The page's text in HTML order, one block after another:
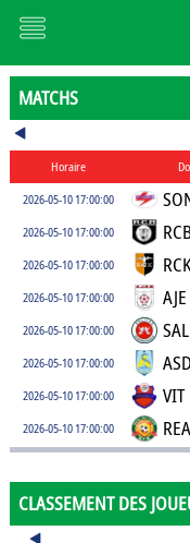
MATCHS
Horaire
2026-05-10 17:00:00
2026-05-10 17:00:00
2026-05-10 17:00:00
2026-05-10 17:00:00 AJE
2026-05-10 17:00:00 SAL
2026-05-10 17:00:00 ASD
2026-05-10 17:00:00 VIT
2026-05-10 17:00:00 REA
CLASSEMENT DES